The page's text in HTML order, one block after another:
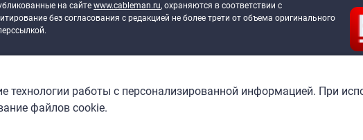
на сайте www.cableman.ru, охраняются в соответствии с
без согласования с редакцией не более трети от объема оригинального
технологии работы с персонализированной информацией. При
файлов cookie.